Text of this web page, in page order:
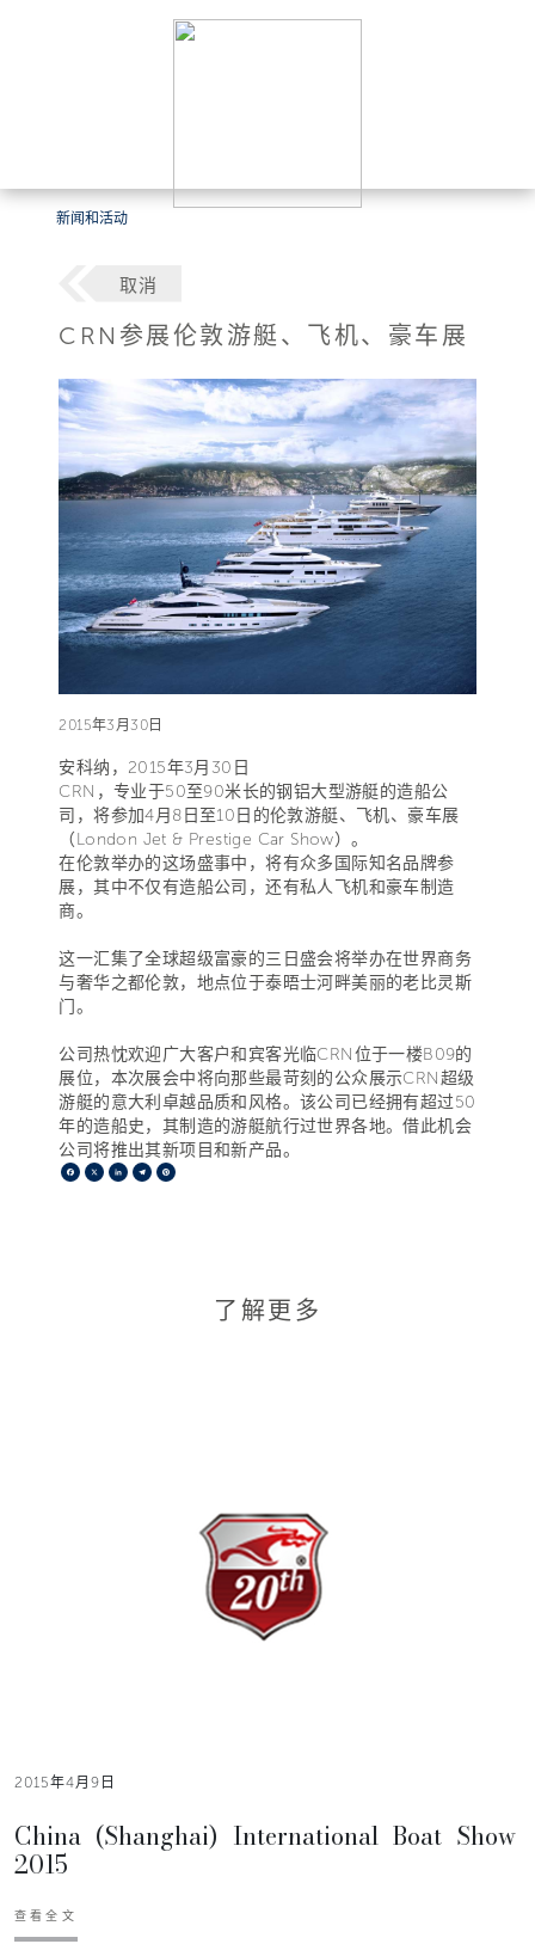
新闻和活动
取消
CRN参展伦敦游艇、飞机、豪车展
2015年3月30日
安科纳，2015年3月30日
CRN，专业于50至90米长的钢铝大型游艇的造船公
司，将参加4月8日至10日的伦敦游艇、飞机、豪车展
（London Jet & Prestige Car Show）。
在伦敦举办的这场盛事中，将有众多国际知名品牌参
展，其中不仅有造船公司，还有私人飞机和豪车制造
商。
这一汇集了全球超级富豪的三日盛会将举办在世界商务
与奢华之都伦敦，地点位于泰晤士河畔美丽的老比灵斯
门。
公司热忱欢迎广大客户和宾客光临CRN位于一楼B09的
展位，本次展会中将向那些最苛刻的公众展示CRN超级
游艇的意大利卓越品质和风格。该公司已经拥有超过50
年的造船史，其制造的游艇航行过世界各地。借此机会
公司将推出其新项目和新产品。
Facebook
X LinkedIn
Telegram
了解更多
2015年4月9日
China (Shanghai) International Boat Show
2015
查看全文